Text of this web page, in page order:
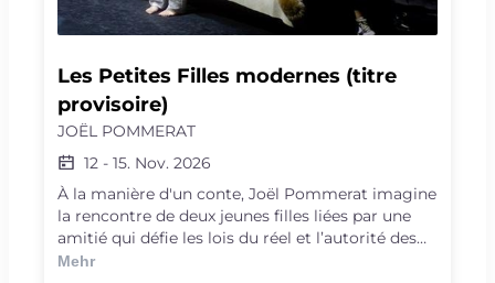
Les Petites Filles modernes (titre
provisoire)
JOËL POMMERAT
12 - 15. Nov. 2026
À la manière d'un conte, Joël Pommerat imagine
la rencontre de deux jeunes filles liées par une
amitié qui défie les lois du réel et l’autorité des
adultes. Tout oppose Jade l’inquiète et Marjorie la
Mehr